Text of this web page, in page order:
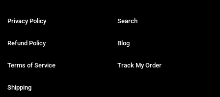
Privacy Policy
Refund Policy
Terms of Service
Shipping
Search
Blog
Track My Order